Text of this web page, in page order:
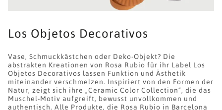
Los Objetos Decorativos
Vase, Schmuckkästchen oder Deko-Objekt? Die
abstrakten Kreationen von Rosa Rubio für ihr Label Los
Objetos Decorativos lassen Funktion und Ästhetik
miteinander verschmelzen. Inspiriert von den Formen der
Natur, zeigt sich ihre „Ceramic Color Collection“, die das
Muschel-Motiv aufgreift, bewusst unvollkommen und
authentisch. Alle Produkte, die Rosa Rubio in Barcelona